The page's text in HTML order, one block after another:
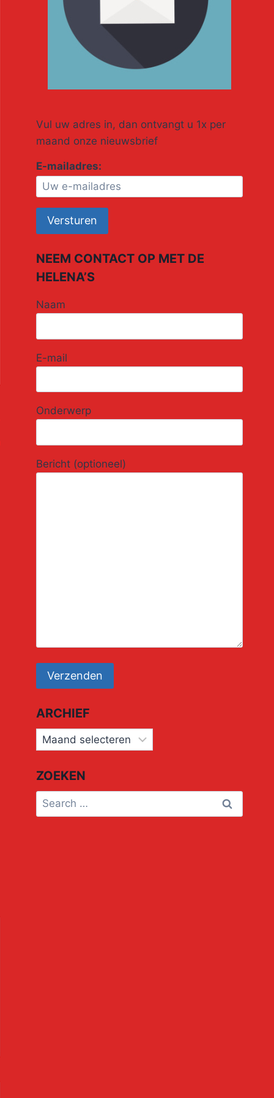
Vul uw adres in, dan ontvangt u 1x per
maand onze nieuwsbrief
E-mailadres:
NEEM CONTACT OP MET DE
HELENA’S
Naam
E-mail
Onderwerp
Bericht (optioneel)
ARCHIEF
Archief
ZOEKEN
Search
for: